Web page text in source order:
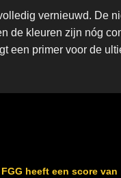
vernieuwd. De
de kleuren zijn nóg
een primer voor de
FGG heeft een score van